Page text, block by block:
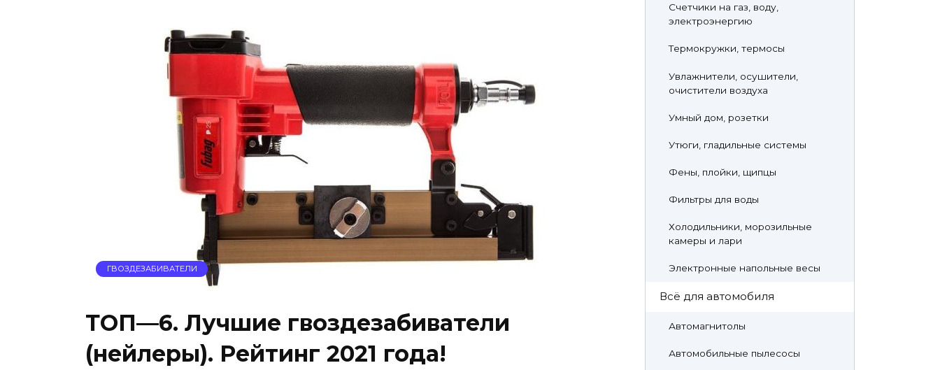
ГВОЗДЕЗАБИВАТЕЛИ
ТОП—6. Лучшие гвоздезабиватели
(нейлеры). Рейтинг 2021 года!
Счетчики на газ, воду,
электроэнергию
Термокружки, термосы
Увлажнители, осушители,
очистители воздуха
Умный дом, розетки
Утюги, гладильные системы
Фены, плойки, щипцы
Фильтры для воды
Холодильники, морозильные
камеры и лари
Электронные напольные весы
Всё для автомобиля
Автомагнитолы
Автомобильные пылесосы